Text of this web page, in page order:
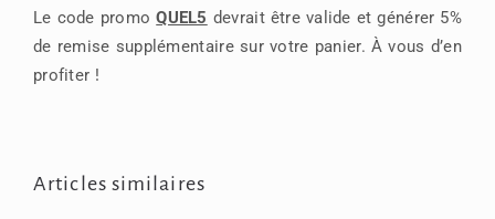
Le code promoQUEL5 devrait être valide et générer 5%
de remise supplémentaire sur votre panier. À vous d’en
profiter !
Articles similaires